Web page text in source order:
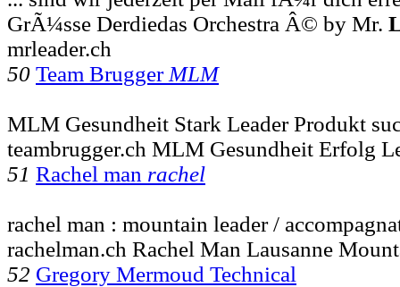
GrÃ¼sse Derdiedas Orchestra Â© by Mr.
mrleader.ch
50 Team Brugger MLM
MLM Gesundheit Stark Leader Produkt
teambrugger.ch MLM Gesundheit Erfolg
51 Rachel man rachel
rachel man : mountain leader /
rachelman.ch Rachel Man Lausanne
52 Gregory Mermoud Technical